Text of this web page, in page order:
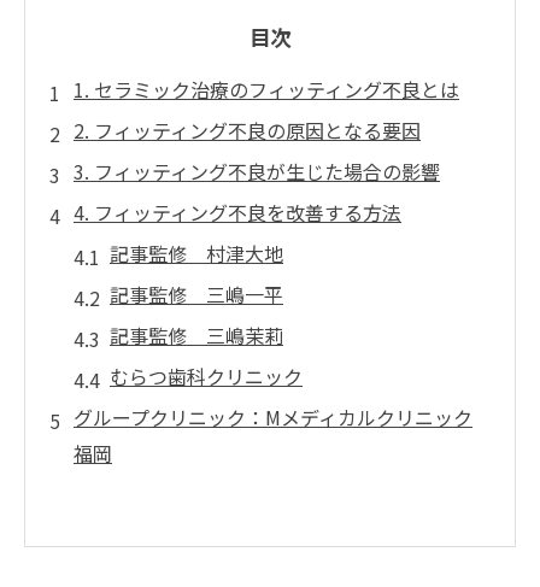
目次
1. セラミック治療のフィッティング不良とは
2. フィッティング不良の原因となる要因
3. フィッティング不良が生じた場合の影響
4. フィッティング不良を改善する方法
記事監修 村津大地
記事監修 三嶋一平
記事監修 三嶋茉莉
むらつ歯科クリニック
グループクリニック：Mメディカルクリニック
福岡